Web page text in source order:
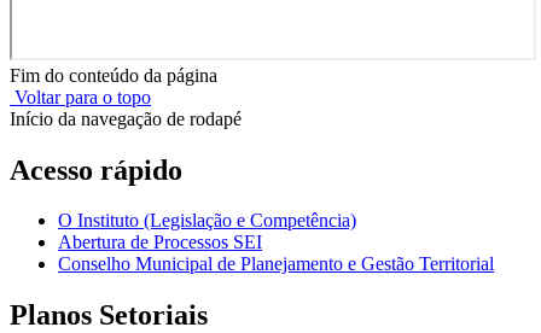
Fim do conteúdo da página
Voltar para o topo
Início da navegação de rodapé
Acesso rápido
O Instituto (Legislação e Competência)
Abertura de Processos SEI
Conselho Municipal de Planejamento e Gestão Territorial
Planos Setoriais